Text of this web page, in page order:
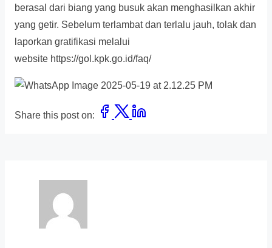
berasal dari biang yang busuk akan menghasilkan akhir
yang getir. Sebelum terlambat dan terlalu jauh, tolak dan
laporkan gratifikasi melalui
website https://gol.kpk.go.id/faq/
Share this post on: